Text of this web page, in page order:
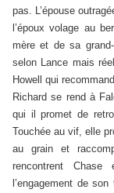
pas. L’épouse
l’époux volage au
mère et de sa
selon Lance mais
Howell qui
Richard se rend à
qui il promet de
Touchée au vif, elle
au grain et
rencontrent
l’engagement de